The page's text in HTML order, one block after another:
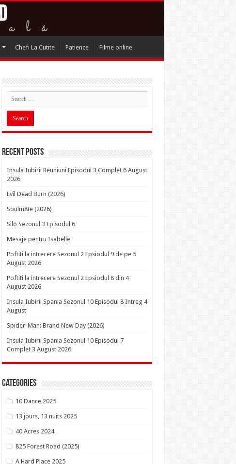
Chefi La Cutite Patience Filme online
Recent Posts
Insula Iubirii Reuniuni Episodul 3 Complet 6 August
2026
Evil Dead Burn (2026)
Soulm8te (2026)
Silo Sezonul 3 Episodul 6
Mesaje pentru Isabelle
Poftiti la intrecere Sezonul 2 Epsiodul 9 de pe 5
August 2026
Poftiti la intrecere Sezonul 2 Epsiodul 8 din 4
August 2026
Insula Iubirii Spania Sezonul 10 Episodul 8 Intreg 4
August
Spider-Man: Brand New Day (2026)
Insula Iubirii Spania Sezonul 10 Episodul 7
Complet 3 August 2026
Categories
10 Dance 2025
13 jours, 13 nuits 2025
40 Acres 2024
825 Forest Road (2025)
A Hard Place 2025